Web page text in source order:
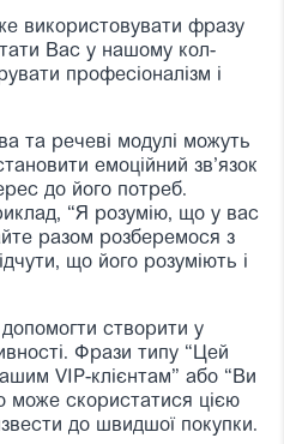
використовувати фразу
Вас у нашому кол-
професіоналізм і
та речеві модулі можуть
емоційний зв’язок
до його потреб.
“Я розумію, що у вас
разом розберемося з
що його розуміють і
створити у
Фрази типу “Цей
VIP-клієнтам” або “Ви
може скористатися цією
до швидшої покупки.